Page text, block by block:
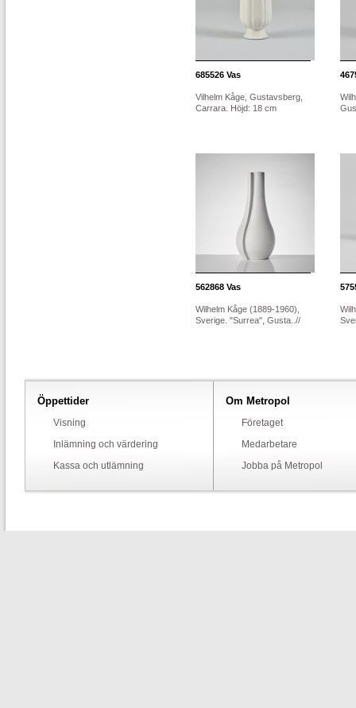
685526 Vas
Vilhelm Kåge, Gustavsberg,
Carrara. Höjd: 18 cm
562868 Vas
Wilhelm Kåge (1889-1960),
Sverige. "Surrea", Gusta..//
Öppettider
Visning
Inlämning och värdering
Kassa och utlämning
Om Metropol
Företaget
Medarbetare
Jobba på Metropol